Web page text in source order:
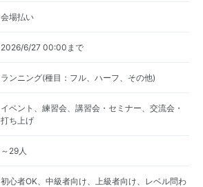
会場払い
2026/6/27 00:00まで
ランニング(種目：フル、ハーフ、その他)
イベント、練習会、講習会・セミナー、交流会・
打ち上げ
～29人
初心者OK、中級者向け、上級者向け、レベル問わ